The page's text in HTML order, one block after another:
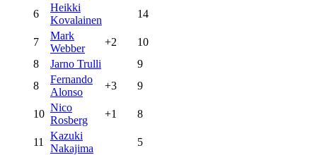
6
Heikki
Kovalainen
14
7
Mark
Webber
+2
10
8
Jarno Trulli
9
8
Fernando
Alonso
+3 9
10
Nico
Rosberg
+1 8
11
Kazuki
Nakajima
5